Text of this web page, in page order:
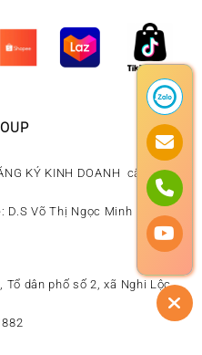
KÝ KINH DOANH cấp ngày
D.S Võ Thị Ngọc Minh
Tổ dân phố số 2, xã Nghi Lộc,